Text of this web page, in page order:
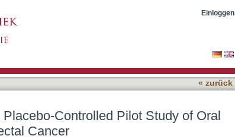
Einloggen
« zurück
Controlled Pilot Study of Oral
Cancer